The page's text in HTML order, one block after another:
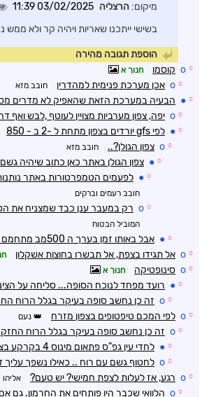
מיקום: הרצליה 03/02/2025 11:39
בשישי ייתכנו שאריות ויהיה קר ולא ממש
הוספת תגובה מהירה
☼
o קוסמו חנוך א
☼
o אכן מערכת פנימית למהדרין חובב מזא
☼
● הבעיה במערכת הזאת שהאפיק לא מדרים
☼
o יפה, צפון מערביות מצויין לעוטף ,לבש ואף
☼
● לפי gfs יורדים בצפון מתחת ל -2 ב - 850
☼
o צפון הגולן?.. חובב מזא
☼
● צפון הגולן באתר כאן כתוב שיהיה
☼
● לפעמים הטמפרטורות באתר
חובב רעמים וברקים
☼
o רק במעבר ענן כבד שמצניח את
המוביל הבטוח
☼
● אבל באותו זמן בערך ה 500מב מתחמם ל 18-
☼
o אל תגידו בצפת, אל תבשרו בחוצות אשקלון
☼
o סינופטיקה חנוך א
☼
● רועד מפחד לנוכח הסופה... סליחה על
☼
o זה כן נחשב סופה בעיקר בגלל הרוח
☼
o לפי המכם טיפטופים בצפון מזרח נעם
☼
o זה כן נחשב סופה בעיקר בגלל הרוח
☼
● לחדי עין גפ"ס פתאום מינוס 4 בקרקע בצפון
☼
o לחטוף גשם עם רוח .. כאילו נשפך עליך
☼
o רגע, אז לעלות לצפת חמישי? יש טעם? אליהו
☼
o הלוואי שכבר היו פותחים את החרמון. גם